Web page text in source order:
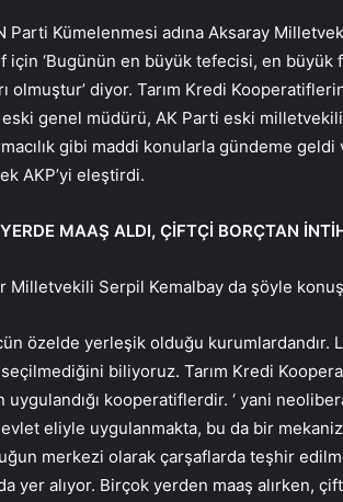
Parti Kümelenmesi adına Aksaray
‘Bugünün en büyük tefecisi, en büyük
olmuştur’ diyor. Tarım Kredi
genel müdürü, AK Parti eski
gibi maddi konularla gündeme
AKP’yi eleştirdi.
MAAŞ ALDI, ÇİFTÇİ BORÇTAN
Milletvekili Serpil Kemalbay da şöyle
özelde yerleşik olduğu kurumlardandır.
seçilmediğini biliyoruz. Tarım Kredi
uygulandığı kooperatiflerdir. ‘ yani
eliyle uygulanmakta, bu da bir
merkezi olarak çarşaflarda teşhir
yer alıyor. Birçok yerden maaş alırken,